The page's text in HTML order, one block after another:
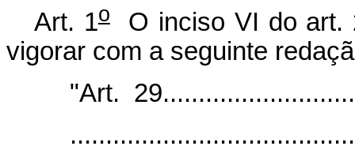
Art. 1oO inciso VI do art.
vigorar com a seguinte
"Art.